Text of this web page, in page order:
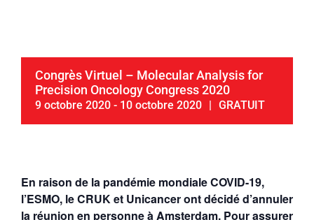
Congrès Virtuel – Molecular Analysis for
Precision Oncology Congress 2020
9 octobre 2020 - 10 octobre 2020 | GRATUIT
En raison de la pandémie mondiale COVID-19,
l’ESMO, le CRUK et Unicancer ont décidé d’annuler
la réunion en personne à Amsterdam. Pour assurer